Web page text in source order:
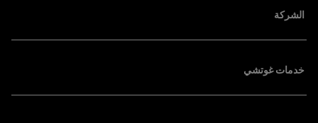
الشركة
خدمات غوتشي